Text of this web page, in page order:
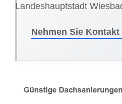
Landeshauptstadt
Nehmen Sie